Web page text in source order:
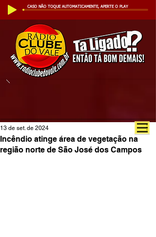
CASO NÃO TOQUE AUTOMATICAMENTE, APERTE O PLAY
Incêndio atinge área de vegetação na
região norte de São José dos Campos
13 de set. de 2024